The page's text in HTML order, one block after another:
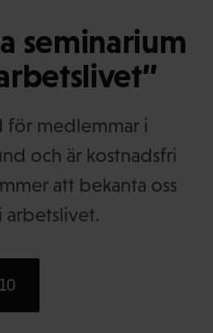
seminarium
för medlemmar i
och är kostnadsfri
att bekanta oss
arbetslivet.